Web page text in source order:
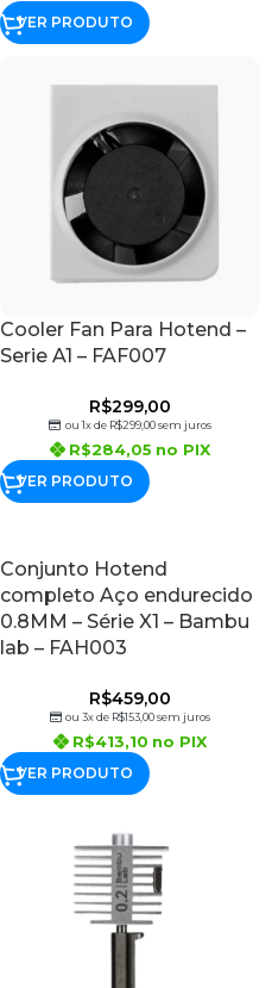
VER PRODUTO
Cooler Fan Para Hotend –
Serie A1 – FAF007
R$299,00
ou 1x de R$299,00sem juros
R$284,05 no PIX
VER PRODUTO
Conjunto Hotend
completo Aço endurecido
0.8MM – Série X1 – Bambu
lab – FAH003
R$459,00
ou 3x de R$153,00sem juros
R$413,10 no PIX
VER PRODUTO